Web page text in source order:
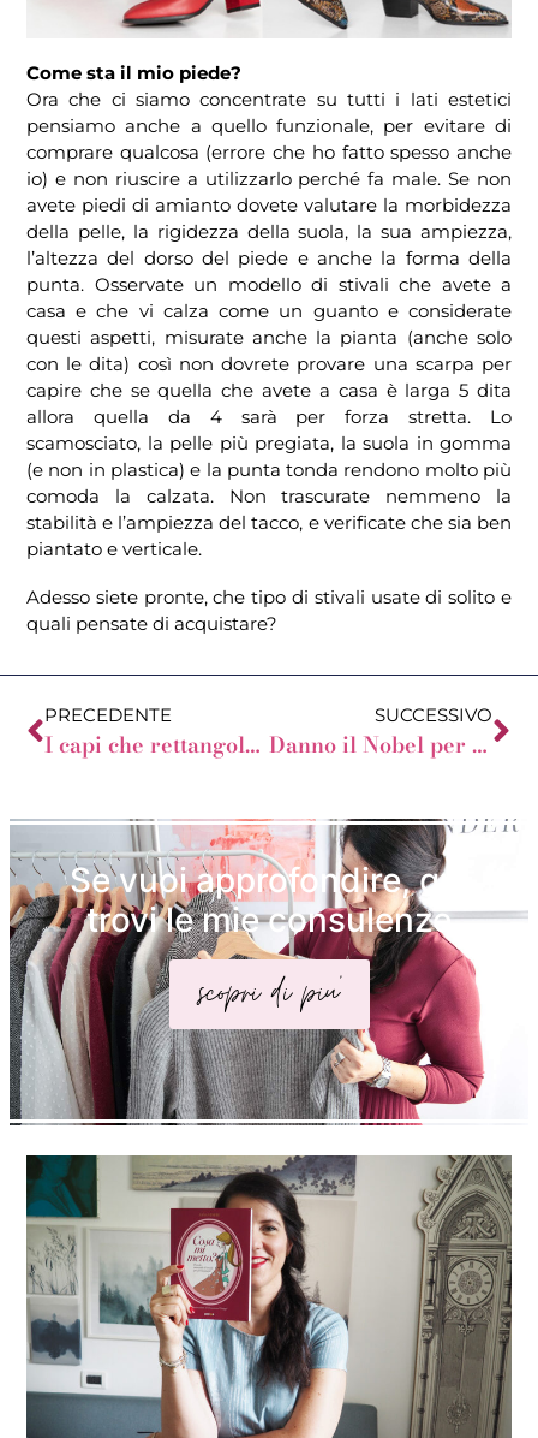
Come sta il mio piede?
Ora che ci siamo concentrate su tutti i lati estetici
pensiamo anche a quello funzionale, per evitare di
comprare qualcosa (errore che ho fatto spesso anche
io) e non riuscire a utilizzarlo perché fa male. Se non
avete piedi di amianto dovete valutare la morbidezza
della pelle, la rigidezza della suola, la sua ampiezza,
l’altezza del dorso del piede e anche la forma della
punta. Osservate un modello di stivali che avete a
casa e che vi calza come un guanto e considerate
questi aspetti, misurate anche la pianta (anche solo
con le dita) così non dovrete provare una scarpa per
capire che se quella che avete a casa è larga 5 dita
allora quella da 4 sarà per forza stretta. Lo
scamosciato, la pelle più pregiata, la suola in gomma
(e non in plastica) e la punta tonda rendono molto più
comoda la calzata. Non trascurate nemmeno la
stabilità e l’ampiezza del tacco, e verificate che sia ben
piantato e verticale.
Adesso siete pronte, che tipo di stivali usate di solito e
quali pensate di acquistare?
PRECEDENTE
I capi che rettangolarizzano
SUCCESSIVO
Danno il Nobel per il dimagrimento?
Se vuoi approfondire, qui
trovi le mie consulenze
scopri di piu'